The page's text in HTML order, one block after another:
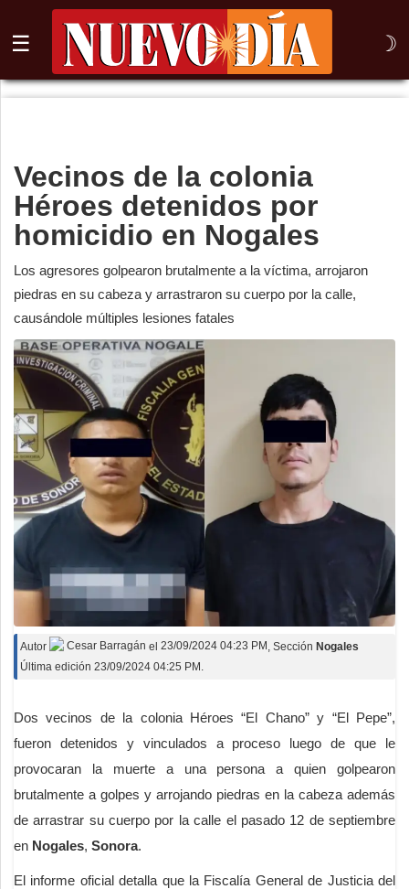
☰ ☽
⌕
Nogales
Columna
México
Arizona
Internacional
Deportes
Espectáculos
Tecnología
Contacto
Edición Impresa
Vecinos de la colonia
Héroes detenidos por
homicidio en Nogales
Los agresores golpearon brutalmente a la víctima, arrojaron
piedras en su cabeza y arrastraron su cuerpo por la calle,
causándole múltiples lesiones fatales
Autor Cesar Barragán el 23/09/2024 04:23 PM , Sección Nogales
Última edición 23/09/2024 04:25 PM.
Dos vecinos de la colonia Héroes “El Chano” y “El Pepe”,
fueron detenidos y vinculados a proceso luego de que le
provocaran la muerte a una persona a quien golpearon
brutalmente a golpes y arrojando piedras en la cabeza además
de arrastrar su cuerpo por la calle el pasado 12 de septiembre
en Nogales, Sonora.
El informe oficial detalla que la Fiscalía General de Justicia del